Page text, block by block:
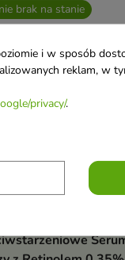
brak na stanie
i w sposób
reklam, w
privacy/.